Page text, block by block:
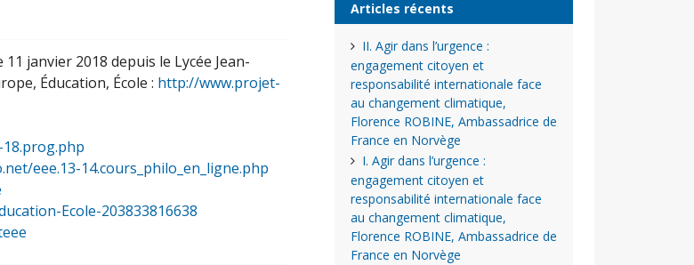
janvier 2018 depuis le Lycée Jean-
Éducation, École : http://www.projet-
eee.13-14.cours_philo_en_ligne.php
Ecole-203833816638
Articles récents
II. Agir dans l’urgence :
engagement citoyen et
responsabilité internationale face
au changement climatique,
Florence ROBINE, Ambassadrice de
France en Norvège
I. Agir dans l’urgence :
engagement citoyen et
responsabilité internationale face
au changement climatique,
Florence ROBINE, Ambassadrice de
France en Norvège